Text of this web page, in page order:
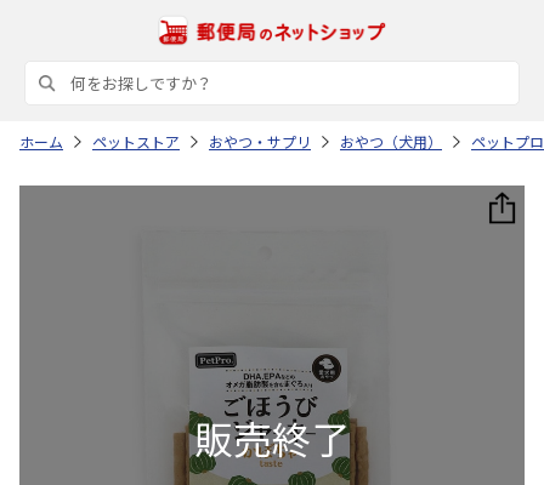
ホーム ペットストア おやつ・サプリ おやつ（犬用） ペットプ